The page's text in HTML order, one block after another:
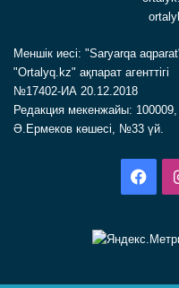
Меншік иесі: "Saryarqa
"Ortalyq.kz" ақпарат агенттігі
№17402-ИА 20.12.2018
Редакция мекенжайы: 100009,
Ә.Ермеков көшесі, №33 үй.